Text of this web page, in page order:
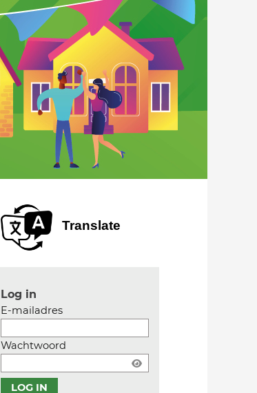
Translate
Log in
E-mailadres
Wachtwoord